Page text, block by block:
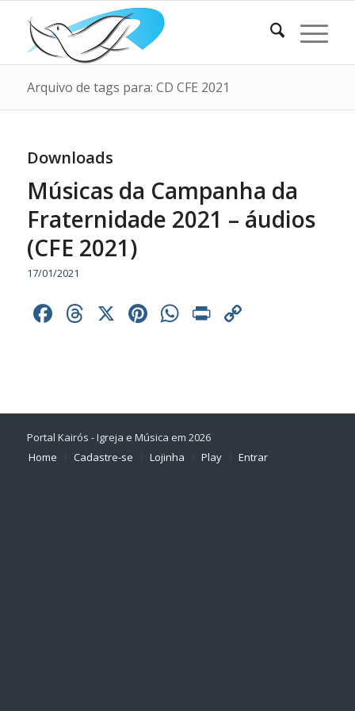
Arquivo de tags para: CD CFE 2021
Downloads
Músicas da Campanha da
Fraternidade 2021 – áudios
(CFE 2021)
17/01/2021
Facebook
Threads
X Pinterest
WhatsApp
Print
Portal Kairós - Igreja e Música em 2026
Home
Cadastre-se Lojinha Play Entrar